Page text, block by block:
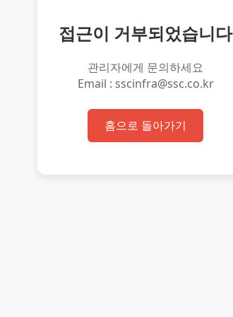
접근이 거부되었습니다
관리자에게 문의하세요
Email : sscinfra@ssc.co.kr
홈으로 돌아가기